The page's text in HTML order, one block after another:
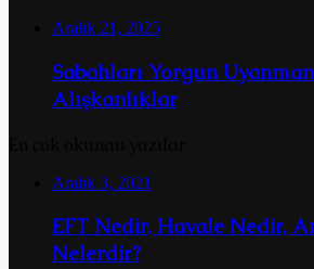
Aralık 21, 2025
Sabahları Yorgun
Alışkanlıklar
Aralık 3, 2021
EFT Nedir, Havale Nedir,
Nelerdir?